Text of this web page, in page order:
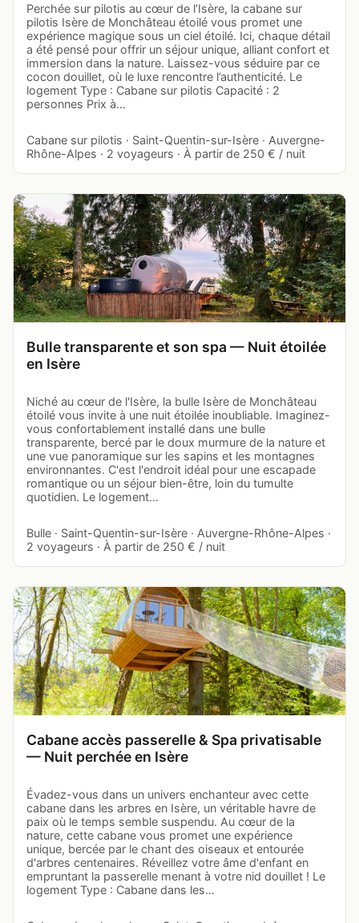
Perchée sur pilotis au cœur de l’Isère, la cabane sur
pilotis Isère de Monchâteau étoilé vous promet une
expérience magique sous un ciel étoilé. Ici, chaque détail
a été pensé pour offrir un séjour unique, alliant confort et
immersion dans la nature. Laissez-vous séduire par ce
cocon douillet, où le luxe rencontre l’authenticité. Le
logement Type : Cabane sur pilotis Capacité : 2
personnes Prix à…
Cabane sur pilotis · Saint-Quentin-sur-Isère · Auvergne-
Rhône-Alpes · 2 voyageurs · À partir de 250 € / nuit
Bulle transparente et son spa — Nuit étoilée
en Isère
Niché au cœur de l'Isère, la bulle Isère de Monchâteau
étoilé vous invite à une nuit étoilée inoubliable. Imaginez-
vous confortablement installé dans une bulle
transparente, bercé par le doux murmure de la nature et
une vue panoramique sur les sapins et les montagnes
environnantes. C'est l'endroit idéal pour une escapade
romantique ou un séjour bien-être, loin du tumulte
quotidien. Le logement…
Bulle · Saint-Quentin-sur-Isère · Auvergne-Rhône-Alpes ·
2 voyageurs · À partir de 250 € / nuit
Cabane accès passerelle & Spa privatisable
— Nuit perchée en Isère
Évadez-vous dans un univers enchanteur avec cette
cabane dans les arbres en Isère, un véritable havre de
paix où le temps semble suspendu. Au cœur de la
nature, cette cabane vous promet une expérience
unique, bercée par le chant des oiseaux et entourée
d'arbres centenaires. Réveillez votre âme d'enfant en
empruntant la passerelle menant à votre nid douillet ! Le
logement Type : Cabane dans les…